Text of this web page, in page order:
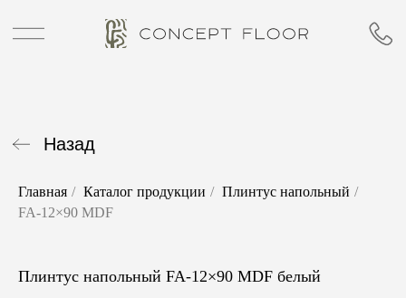
Главная / Каталог продукции / Плинтус напольный /
FA-12×90 MDF
Плинтус напольный FA-12×90 MDF белый